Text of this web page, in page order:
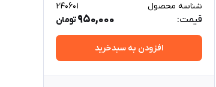
شناسه محصول 240601
قیمت: 950,000تومان
افزودن به سبدخرید